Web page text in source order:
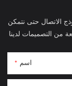
الاتصال حتى نتمكن
اسم